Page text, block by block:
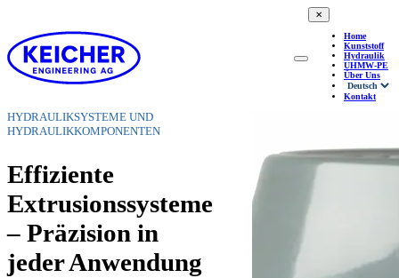
✕
Home
Kunststoff
Hydraulik
UHMW-PE
Über Uns
Kontakt
HYDRAULIKSYSTEME UND
HYDRAULIKKOMPONENTEN
Effiziente
Extrusionssysteme
– Präzision in
jeder Anwendung